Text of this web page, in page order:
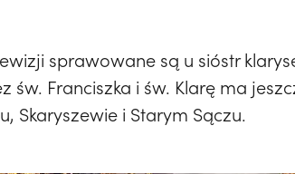
sprawowane są u sióstr
św. Franciszka i św. Klarę ma
Skaryszewie i Starym Sączu.